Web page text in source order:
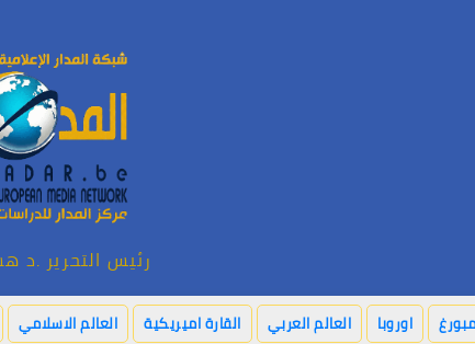
رئيس التحرير .د
اوروبا العالم العربي القارة اميريكية العالم الاسلامي